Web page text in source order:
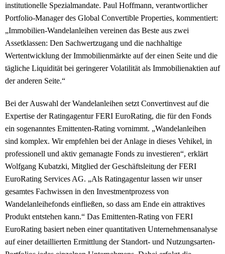
institutionelle Spezialmandate. Paul Hoffmann, verantwortlicher
Portfolio-Manager des Global Convertible Properties, kommentiert:
„Immobilien-Wandelanleihen vereinen das Beste aus zwei
Assetklassen: Den Sachwertzugang und die nachhaltige
Wertentwicklung der Immobilienmärkte auf der einen Seite und die
tägliche Liquidität bei geringerer Volatilität als Immobilienaktien auf
der anderen Seite.“
Bei der Auswahl der Wandelanleihen setzt Convertinvest auf die
Expertise der Ratingagentur FERI EuroRating, die für den Fonds
ein sogenanntes Emittenten-Rating vornimmt. „Wandelanleihen
sind komplex. Wir empfehlen bei der Anlage in dieses Vehikel, in
professionell und aktiv gemanagte Fonds zu investieren“, erklärt
Wolfgang Kubatzki, Mitglied der Geschäftsleitung der FERI
EuroRating Services AG. „Als Ratingagentur lassen wir unser
gesamtes Fachwissen in den Investmentprozess von
Wandelanleihefonds einfließen, so dass am Ende ein attraktives
Produkt entstehen kann.“ Das Emittenten-Rating von FERI
EuroRating basiert neben einer quantitativen Unternehmensanalyse
auf einer detaillierten Ermittlung der Standort- und Nutzungsarten-